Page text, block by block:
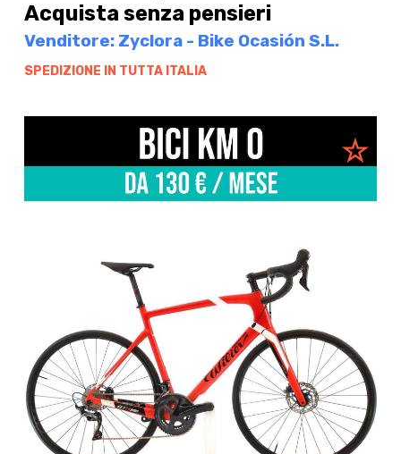
Acquista senza pensieri
Venditore: Zyclora - Bike Ocasión S.L.
SPEDIZIONE IN TUTTA ITALIA